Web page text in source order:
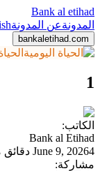
Bank al etihad
المدونةعن المدونة
bankaletihad.com
1
الكاتب:
Bank al Etihad
June 9, 20264 دقائق مدة القراءة
مشاركة: